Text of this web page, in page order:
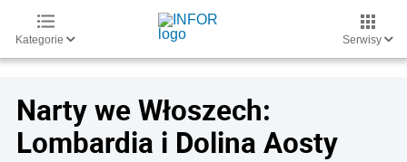
Kategorie Serwisy
Narty we Włoszech:
Lombardia i Dolina Aosty